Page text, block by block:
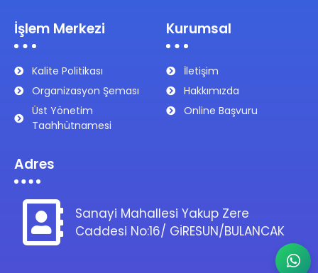
İşlem Merkezi
Kalite Politikası
Organizasyon Şeması
Üst Yönetim
Taahhütnamesi
Kurumsal
İletişim
Hakkımızda
Online Başvuru
Adres
Sanayi Mahallesi Yakup Zere
Caddesi No:16/ GİRESUN/BULANCAK